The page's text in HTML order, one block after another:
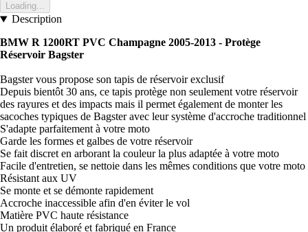
Loading...
Description
BMW R 1200RT PVC Champagne 2005-2013 - Protège
Réservoir Bagster
Bagster vous propose son tapis de réservoir exclusif
Depuis bientôt 30 ans, ce tapis protège non seulement votre réservoir
des rayures et des impacts mais il permet également de monter les
sacoches typiques de Bagster avec leur système d'accroche traditionnel
S'adapte parfaitement à votre moto
Garde les formes et galbes de votre réservoir
Se fait discret en arborant la couleur la plus adaptée à votre moto
Facile d'entretien, se nettoie dans les mêmes conditions que votre moto
Résistant aux UV
Se monte et se démonte rapidement
Accroche inaccessible afin d'en éviter le vol
Matière PVC haute résistance
Un produit élaboré et fabriqué en France